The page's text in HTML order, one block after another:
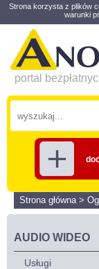
Strona korzysta z plików
warunki
portal
Strona główna>
AUDIO WIDEO
Usługi